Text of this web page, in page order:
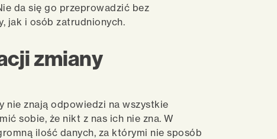
da się go przeprowadzić bez
jak i osób zatrudnionych.
zmiany
nie znają odpowiedzi na wszystkie
sobie, że nikt z nas ich nie zna. W
ilość danych, za którymi nie sposób